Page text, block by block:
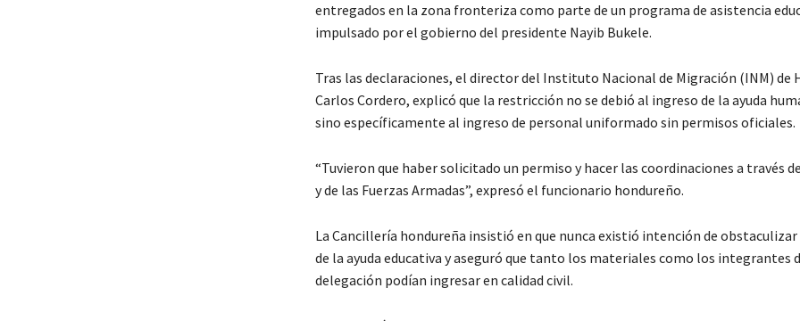
entregados en la zona fronteriza como parte de un programa de asistencia
impulsado por el gobierno del presidente Nayib Bukele.
Tras las declaraciones, el director del Instituto Nacional de Migración (INM) de
Carlos Cordero, explicó que la restricción no se debió al ingreso de la ayuda
sino específicamente al ingreso de personal uniformado sin permisos oficiales.
“Tuvieron que haber solicitado un permiso y hacer las coordinaciones a través
y de las Fuerzas Armadas”, expresó el funcionario hondureño.
La Cancillería hondureña insistió en que nunca existió intención de
de la ayuda educativa y aseguró que tanto los materiales como los integrantes
delegación podían ingresar en calidad civil.